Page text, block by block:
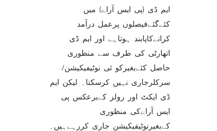
ایم ڈی (پی ایس آراے) میں
کئےگئےفیصلوں پرعمل درآمد
کرانےکاپابند ہوتاہے اور ایم ڈی
اتھارٹی کی طرف سے منظوری
حاصل کئےبغیرکو ئی نوٹیفیکیشن/
سرکلرجاری نہیں کرسکتا۔ لیکن ایم
ڈی ایکٹ اور رولز کےبرعکس پی
ایس آراےکی منظوری
کےبغیرنوٹیفیکیشن جاری کررہےہیں۔